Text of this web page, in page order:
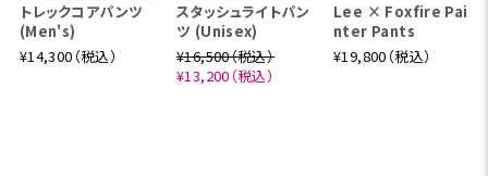
トレックコアパンツ
(Men's)
¥14,300（税込）
スタッシュライトパン
ツ (Unisex)
¥16,500（税込）
¥13,200（税込）
Lee × Foxfire Pai
nter Pants
¥19,800（税込）